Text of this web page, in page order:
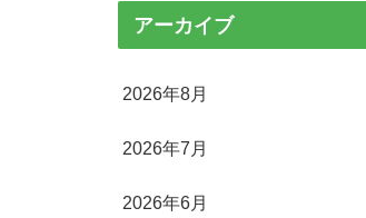
アーカイブ
2026年8月
2026年7月
2026年6月